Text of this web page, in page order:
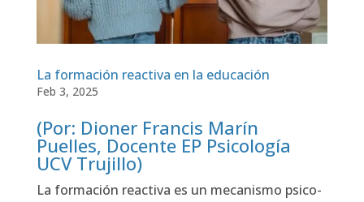
La formación reactiva en la educación
Feb 3, 2025
(Por: Dioner Francis Marín
Puelles, Docente EP Psicología
UCV Trujillo)
La for­ma­ción reac­ti­va es un meca­nis­mo psi­co­